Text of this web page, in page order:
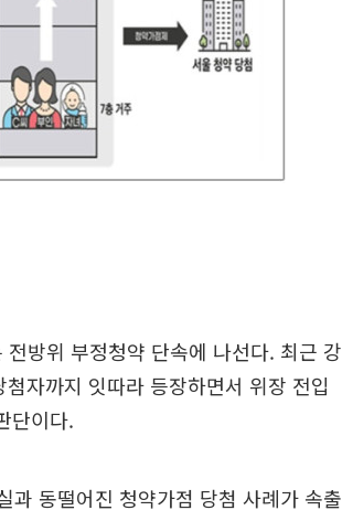
방위 부정청약 단속에 나선다. 최근 강
자까지 잇따라 등장하면서 위장 전입
단이다.
과 동떨어진 청약가점 당첨 사례가 속출